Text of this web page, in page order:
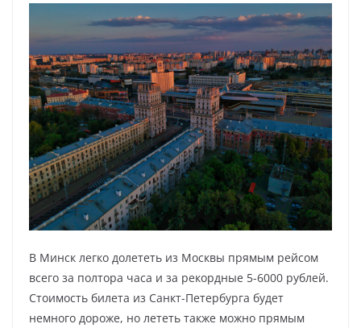
В Минск легко долететь из Москвы прямым рейсом
всего за полтора часа и за рекордные 5-6000 рублей.
Стоимость билета из Санкт-Петербурга будет
немного дороже, но лететь также можно прямым